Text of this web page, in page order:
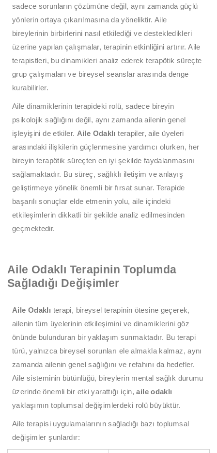
sadece sorunların çözümüne değil, aynı zamanda güçlü
yönlerin ortaya çıkarılmasına da yöneliktir. Aile
bireylerinin birbirlerini nasıl etkilediği ve destekledikleri
üzerine yapılan çalışmalar, terapinin etkinliğini artırır. Aile
terapistleri, bu dinamikleri analiz ederek terapötik süreçte
grup çalışmaları ve bireysel seanslar arasında denge
kurabilirler.
Aile dinamiklerinin terapideki rolü, sadece bireyin
psikolojik sağlığını değil, aynı zamanda ailenin genel
işleyişini de etkiler. Aile Odaklı terapiler, aile üyeleri
arasındaki ilişkilerin güçlenmesine yardımcı olurken, her
bireyin terapötik süreçten en iyi şekilde faydalanmasını
sağlamaktadır. Bu süreç, sağlıklı iletişim ve anlayış
geliştirmeye yönelik önemli bir fırsat sunar. Terapide
başarılı sonuçlar elde etmenin yolu, aile içindeki
etkileşimlerin dikkatli bir şekilde analiz edilmesinden
geçmektedir.
Aile Odaklı Terapinin Toplumda
Sağladığı Değişimler
Aile Odaklı terapi, bireysel terapinin ötesine geçerek,
ailenin tüm üyelerinin etkileşimini ve dinamiklerini göz
önünde bulunduran bir yaklaşım sunmaktadır. Bu terapi
türü, yalnızca bireysel sorunları ele almakla kalmaz, aynı
zamanda ailenin genel sağlığını ve refahını da hedefler.
Aile sisteminin bütünlüğü, bireylerin mental sağlık durumu
üzerinde önemli bir etki yarattığı için,aile odaklı
yaklaşımın toplumsal değişimlerdeki rolü büyüktür.
Aile terapisi uygulamalarının sağladığı bazı toplumsal
değişimler şunlardır: